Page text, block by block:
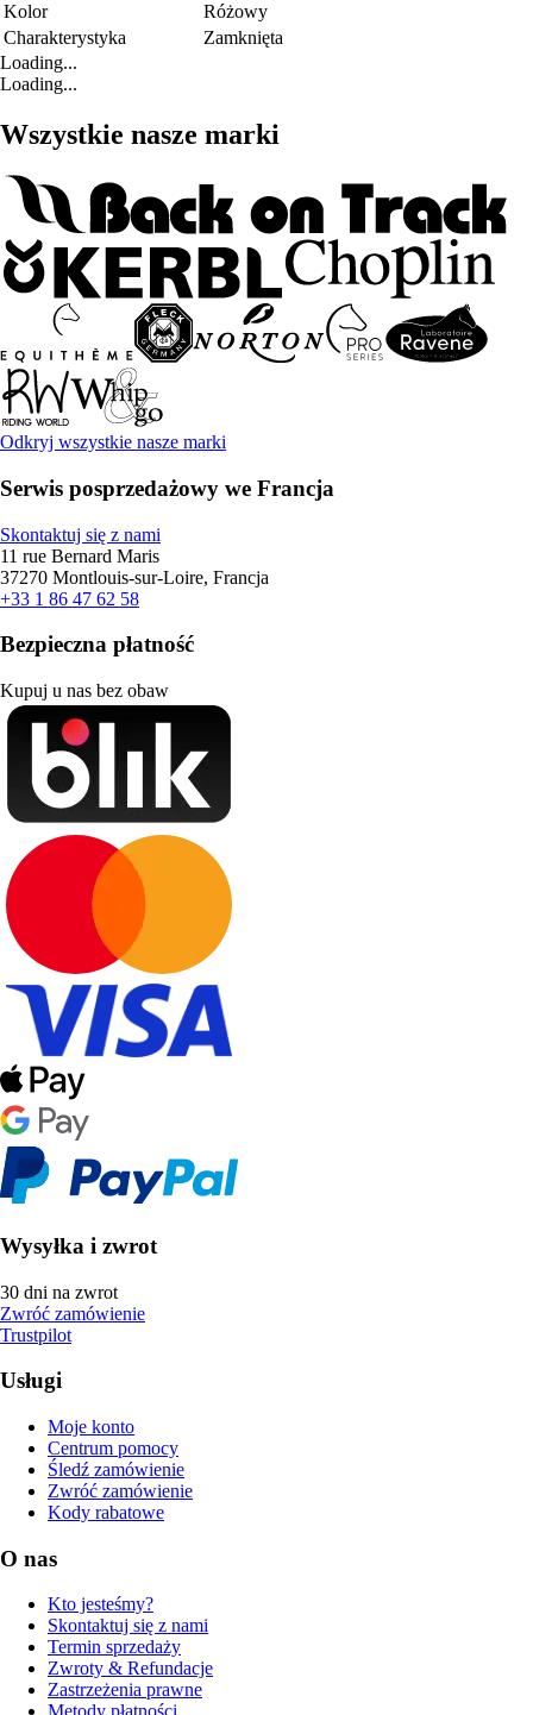
Kolor
Różowy
Charakterystyka
Zamknięta
Loading...
Loading...
Wszystkie nasze marki
Odkryj wszystkie nasze marki
Serwis posprzedażowy we Francja
Skontaktuj się z nami
11 rue Bernard Maris
37270 Montlouis-sur-Loire, Francja
+33 1 86 47 62 58
Bezpieczna płatność
Kupuj u nas bez obaw
Wysyłka i zwrot
30 dni na zwrot
Zwróć zamówienie
Trustpilot
Usługi
Moje konto
Centrum pomocy
Śledź zamówienie
Zwróć zamówienie
Kody rabatowe
O nas
Kto jesteśmy?
Skontaktuj się z nami
Termin sprzedaży
Zwroty & Refundacje
Zastrzeżenia prawne